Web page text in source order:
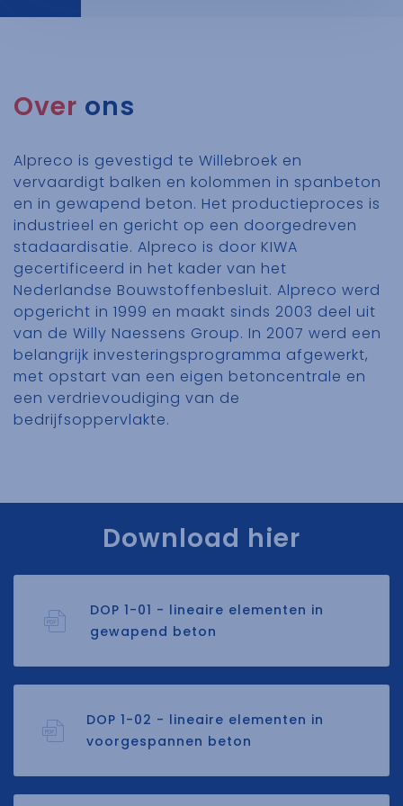
Over ons
Alpreco is gevestigd te Willebroek en
vervaardigt balken en kolommen in spanbeton
en in gewapend beton. Het productieproces is
industrieel en gericht op een doorgedreven
stadaardisatie. Alpreco is door KIWA
gecertificeerd in het kader van het
Nederlandse Bouwstoffenbesluit. Alpreco werd
opgericht in 1999 en maakt sinds 2003 deel uit
van de Willy Naessens Group. In 2007 werd een
belangrijk investeringsprogramma afgewerkt,
met opstart van een eigen betoncentrale en
een verdrievoudiging van de
bedrijfsoppervlakte.
Download hier
DOP 1-01 - lineaire elementen in
gewapend beton
DOP 1-02 - lineaire elementen in
voorgespannen beton